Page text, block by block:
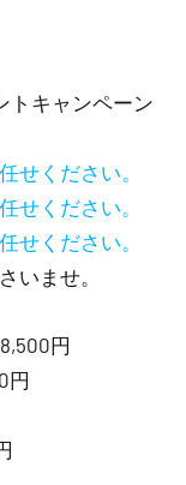
ト キャンペーン
せください。
せください。
せください。
いませ。
円
円